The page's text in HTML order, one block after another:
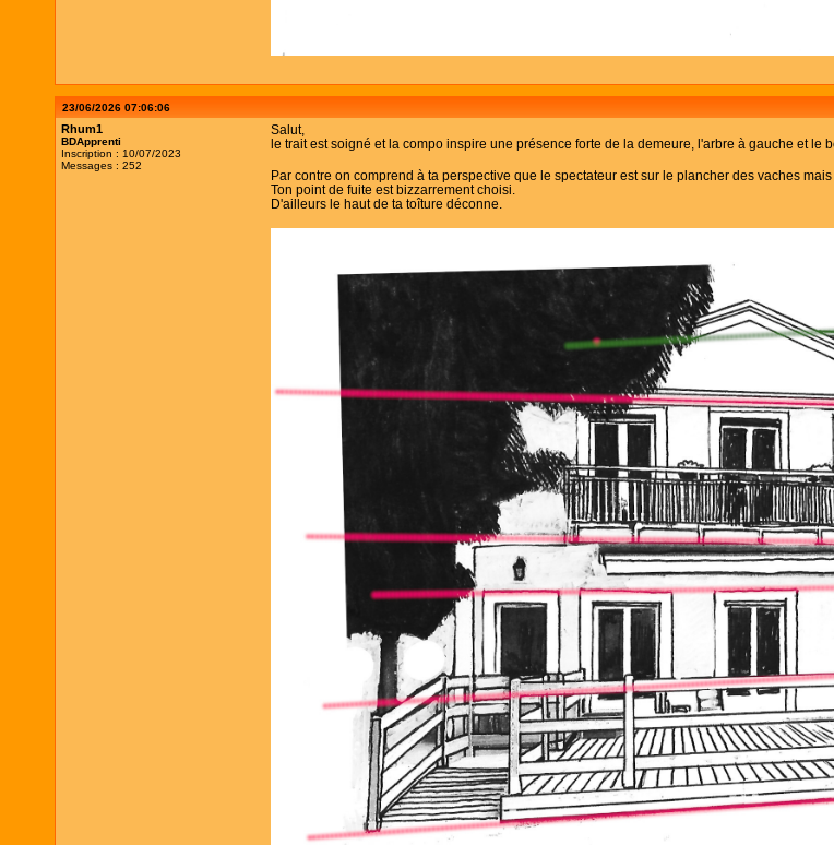
23/06/2026 07:06:06
Rhum1
BDApprenti
Inscription : 10/07/2023
Messages : 252
Salut,
le trait est soigné et la compo inspire une présence forte de la demeure, l'arbre à gauche et
Par contre on comprend à ta perspective que le spectateur est sur le plancher des vaches
Ton point de fuite est bizzarrement choisi.
D'ailleurs le haut de ta toîture déconne.